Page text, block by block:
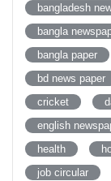
bangladesh
bangla
bangla paper
bd news paper
cricket
english
health
job circular